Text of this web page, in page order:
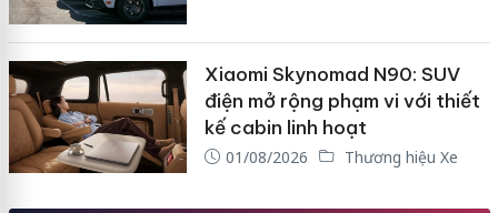
Xiaomi Skynomad N90: SUV
điện mở rộng phạm vi với thiết
kế cabin linh hoạt
01/08/2026 Thương hiệu Xe